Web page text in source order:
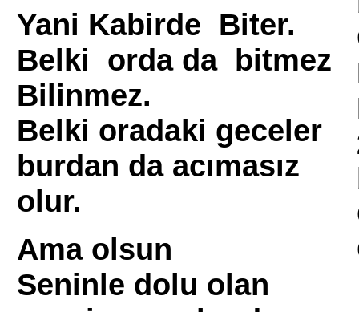
Yani Kabirde Biter.
Belki orda da bitmez
Bilinmez.
Belki oradaki geceler
burdan da acımasız
olur.
Ama olsun
Seninle dolu olan